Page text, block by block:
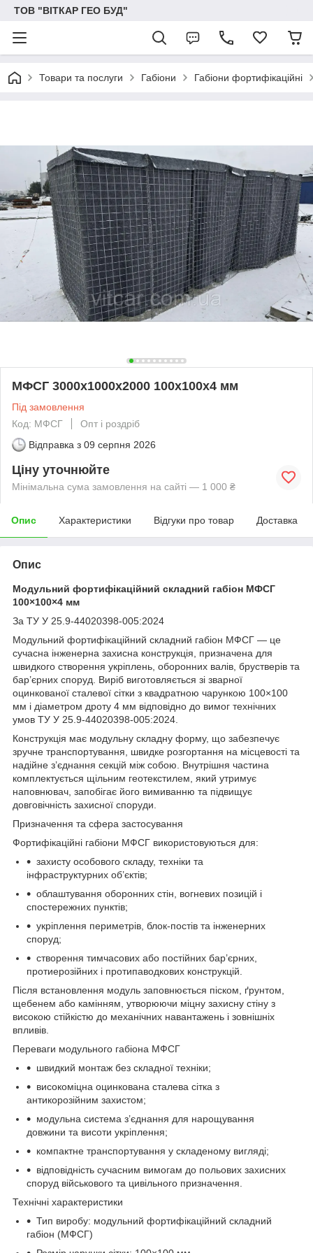
ТОВ "ВІТКАР ГЕО БУД"
Товари та послуги Габіони Габіони фортифікаційні
МФСГ 3000х1000х2000 100х100х4 мм
Під замовлення
Код: МФСГ
Опт і роздріб
Відправка з 09 серпня 2026
Ціну уточнюйте
Мінімальна сума замовлення на сайті — 1 000 ₴
Опис Характеристики Відгуки про товар Доставка
Опис
Модульний фортифікаційний складний габіон МФСГ
100×100×4 мм
За ТУ У 25.9-44020398-005:2024
Модульний фортифікаційний складний габіон МФСГ — це
сучасна інженерна захисна конструкція, призначена для
швидкого створення укріплень, оборонних валів, брустверів та
бар’єрних споруд. Виріб виготовляється зі зварної
оцинкованої сталевої сітки з квадратною чарункою 100×100
мм і діаметром дроту 4 мм відповідно до вимог технічних
умов ТУ У 25.9-44020398-005:2024.
Конструкція має модульну складну форму, що забезпечує
зручне транспортування, швидке розгортання на місцевості та
надійне з’єднання секцій між собою. Внутрішня частина
комплектується щільним геотекстилем, який утримує
наповнювач, запобігає його вимиванню та підвищує
довговічність захисної споруди.
Призначення та сфера застосування
Фортифікаційні габіони МФСГ використовуються для:
захисту особового складу, техніки та
інфраструктурних об’єктів;
облаштування оборонних стін, вогневих позицій і
спостережних пунктів;
укріплення периметрів, блок-постів та інженерних
споруд;
створення тимчасових або постійних бар’єрних,
протиерозійних і протипаводкових конструкцій.
Після встановлення модуль заповнюється піском, ґрунтом,
щебенем або камінням, утворюючи міцну захисну стіну з
високою стійкістю до механічних навантажень і зовнішніх
впливів.
Переваги модульного габіона МФСГ
швидкий монтаж без складної техніки;
високоміцна оцинкована сталева сітка з
антикорозійним захистом;
модульна система з’єднання для нарощування
довжини та висоти укріплення;
компактне транспортування у складеному вигляді;
відповідність сучасним вимогам до польових захисних
споруд військового та цивільного призначення.
Технічні характеристики
Тип виробу: модульний фортифікаційний складний
габіон (МФСГ)